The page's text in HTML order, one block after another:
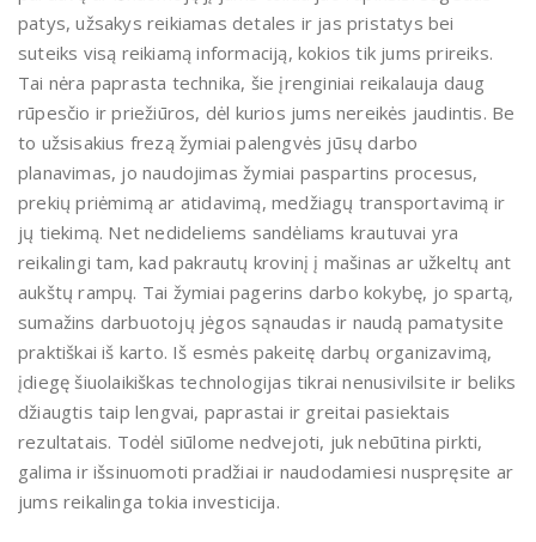
patys, užsakys reikiamas detales ir jas pristatys bei
suteiks visą reikiamą informaciją, kokios tik jums prireiks.
Tai nėra paprasta technika, šie įrenginiai reikalauja daug
rūpesčio ir priežiūros, dėl kurios jums nereikės jaudintis. Be
to užsisakius frezą žymiai palengvės jūsų darbo
planavimas, jo naudojimas žymiai paspartins procesus,
prekių priėmimą ar atidavimą, medžiagų transportavimą ir
jų tiekimą. Net nedideliems sandėliams krautuvai yra
reikalingi tam, kad pakrautų krovinį į mašinas ar užkeltų ant
aukštų rampų. Tai žymiai pagerins darbo kokybę, jo spartą,
sumažins darbuotojų jėgos sąnaudas ir naudą pamatysite
praktiškai iš karto. Iš esmės pakeitę darbų organizavimą,
įdiegę šiuolaikiškas technologijas tikrai nenusivilsite ir beliks
džiaugtis taip lengvai, paprastai ir greitai pasiektais
rezultatais. Todėl siūlome nedvejoti, juk nebūtina pirkti,
galima ir išsinuomoti pradžiai ir naudodamiesi nuspręsite ar
jums reikalinga tokia investicija.